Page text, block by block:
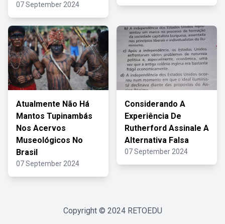
07 September 2024
Atualmente Não Há
Mantos Tupinambás
Nos Acervos
Museológicos No
Brasil
07 September 2024
Considerando A
Experiência De
Rutherford Assinale A
Alternativa Falsa
07 September 2024
Copyright © 2024 RETOEDU